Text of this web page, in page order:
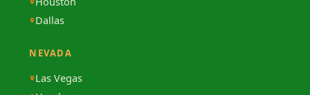
Dallas
NEVADA
Las Vegas